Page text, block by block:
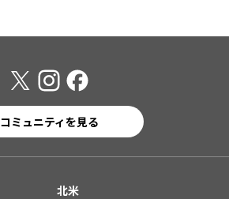
コミュニティを見る
北米